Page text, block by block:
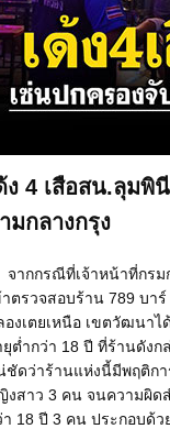
ง 4 เสือสน.ลุมพิ
มกลางกรุง
จากกรณีที่เจ้าหน้าที่กร
าตรวจสอบร้าน 789 บ
องเตยเหนือ เขตวัฒนา
ยุต่ำกว่า 18 ปี ที่ร้านดัง
ชัดว่าร้านแห่งนี้มีพฤติก
งสาว 3 คน จนความผิด
า 18 ปี 3 คน ประกอบด้